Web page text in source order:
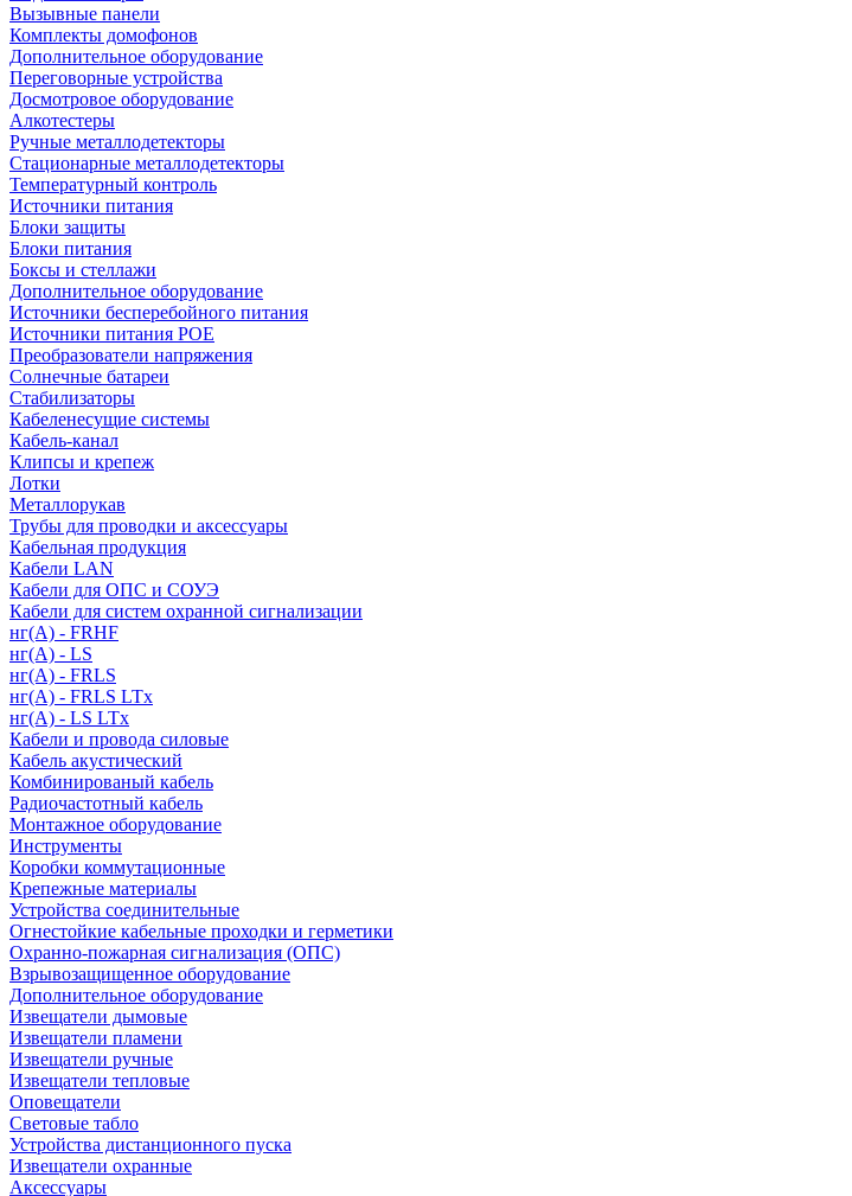
Вызывные панели
Комплекты домофонов
Дополнительное оборудование
Переговорные устройства
Досмотровое оборудование
Алкотестеры
Ручные металлодетекторы
Стационарные металлодетекторы
Температурный контроль
Источники питания
Блоки защиты
Блоки питания
Боксы и стеллажи
Дополнительное оборудование
Источники бесперебойного питания
Источники питания POE
Преобразователи напряжения
Солнечные батареи
Стабилизаторы
Кабеленесущие системы
Кабель-канал
Клипсы и крепеж
Лотки
Металлорукав
Трубы для проводки и аксессуары
Кабельная продукция
Кабели LAN
Кабели для ОПС и СОУЭ
Кабели для систем охранной сигнализации
нг(A) - FRHF
нг(A) - LS
нг(А) - FRLS
нг(А) - FRLS LTx
нг(А) - LS LTx
Кабели и провода силовые
Кабель акустический
Комбинированый кабель
Радиочастотный кабель
Монтажное оборудование
Инструменты
Коробки коммутационные
Крепежные материалы
Устройства соединительные
Огнестойкие кабельные проходки и герметики
Охранно-пожарная сигнализация (ОПС)
Взрывозащищенное оборудование
Дополнительное оборудование
Извещатели дымовые
Извещатели пламени
Извещатели ручные
Извещатели тепловые
Оповещатели
Световые табло
Устройства дистанционного пуска
Извещатели охранные
Аксессуары